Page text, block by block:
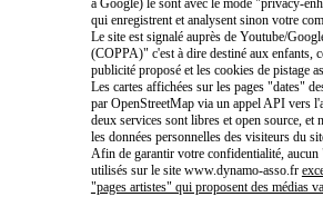
à Google) le sont avec le mode "privacy-
qui enregistrent et analysent sinon votre
Le site est signalé auprès de Youtube/
(COPPA)" c'est à dire destiné aux enfants,
publicité proposé et les cookies de pistage
Les cartes affichées sur les pages "dates"
par OpenStreetMap via un appel API vers
deux services sont libres et open source, et
les données personnelles des visiteurs du
Afin de garantir votre confidentialité,
utilisés sur le site www.dynamo-asso.fr
"pages artistes" qui proposent des médias